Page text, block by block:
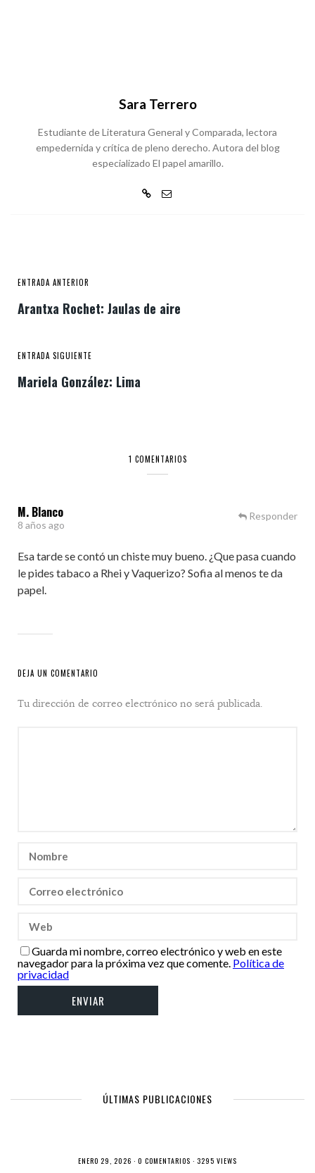
Sara Terrero
Estudiante de Literatura General y Comparada, lectora
empedernida y crítica de pleno derecho. Autora del blog
especializado El papel amarillo.
ENTRADA ANTERIOR
Arantxa Rochet: Jaulas de aire
ENTRADA SIGUIENTE
Mariela González: Lima
1 COMENTARIOS
M. Blanco
8 años ago
Esa tarde se contó un chiste muy bueno. ¿Que pasa cuando
le pides tabaco a Rhei y Vaquerizo? Sofia al menos te da
papel.
Responder
DEJA UN COMENTARIO
Tu dirección de correo electrónico no será publicada.
Guarda mi nombre, correo electrónico y web en este
navegador para la próxima vez que comente. Política de
privacidad
ÚLTIMAS PUBLICACIONES
ENERO 29, 2026 · 0 COMENTARIOS · 3295 VIEWS